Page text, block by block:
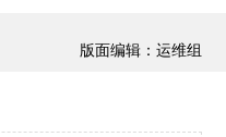
版面编辑：运维组